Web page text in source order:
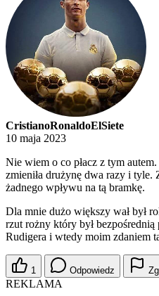
CristianoRonaldoElSiete
10 maja 2023
Nie wiem o co płacz z tym autem.
zmieniła drużynę dwa razy i tyle.
żadnego wpływu na tą bramkę.
Dla mnie dużo większy wał był
rzut rożny który był
Rudigera i wtedy moim zdaniem
1 Odpowiedz
REKLAMA